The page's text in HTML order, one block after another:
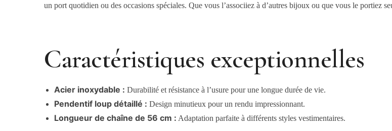
un port quotidien ou des occasions spéciales. Que vous l’associiez à d’autres bijoux ou que vous le portiez
Caractéristiques exceptionnelles
Acier inoxydable : Durabilité et résistance à l’usure pour une longue durée de vie.
Pendentif loup détaillé : Design minutieux pour un rendu impressionnant.
Longueur de chaîne de 56 cm : Adaptation parfaite à différents styles vestimentaires.